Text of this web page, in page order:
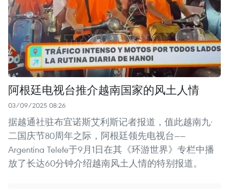
阿根廷电视台推介越南国家的风土人情
03/09/2025 08:26
据越通社驻布宜诺斯艾利斯记者报道，值此越南九·
二国庆节80周年之际，阿根廷领先电视台——
Argentina Telefe于9月1日在其《环游世界》专栏中播
放了长达60分钟介绍越南风土人情的特别报道。